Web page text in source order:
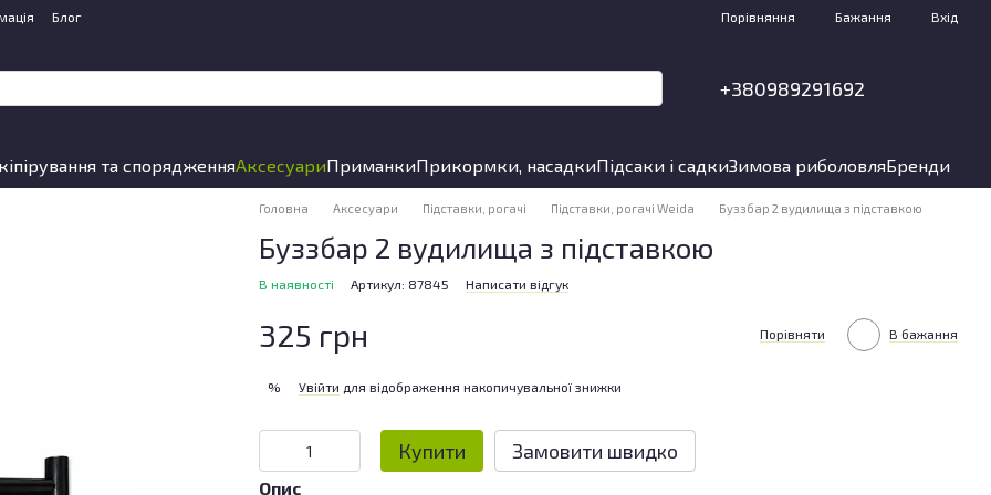
Блог Порівняння Бажання Вхід
+380989291692
та спорядженняАксесуариПриманкиПрикормки, насадкиПідсаки і садкиЗимова риболовляБренди
Головна Аксесуари Підставки, рогачі Підставки, рогачі Weida Буззбар 2 вудилища з підставкою
Буззбар 2 вудилища з підставкою
В наявності Артикул: 87845 Написати відгук
325 грн Порівняти В бажання
% Увійти для відображення накопичувальної знижки
Купити Замовити швидко
Опис